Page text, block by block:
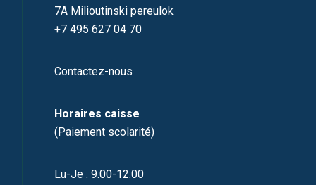
7A Milioutinski pereulok
+7 495 627 04 70
Contactez-nous
Horaires caisse
(Paiement scolarité)
Lu-Je : 9.00-12.00